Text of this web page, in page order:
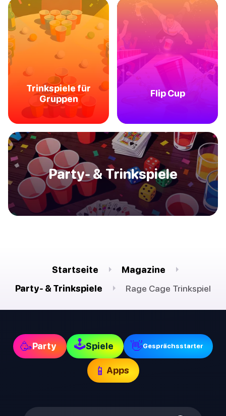
Trinkspiele für
Gruppen
Flip Cup
Party- & Trinkspiele
Startseite
Magazine
Party- & Trinkspiele
Rage Cage Trinkspiel
🥳Party 🕹Spiele 👋Gesprächsstarter
📱 Apps